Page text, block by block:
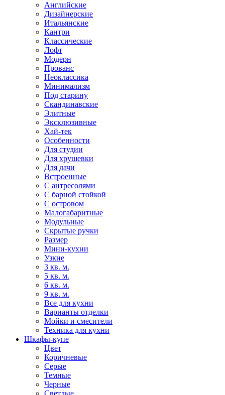
Английские
Дизайнерские
Итальянские
Кантри
Классические
Лофт
Модерн
Прованс
Неоклассика
Минимализм
Под старину
Скандинавские
Элитные
Эксклюзивные
Хай-тек
Особенности
Для студии
Для хрущевки
Для дачи
Встроенные
С антресолями
С барной стойкой
С островом
Малогабаритные
Модульные
Скрытые ручки
Размер
Мини-кухни
Узкие
3 кв. м.
5 кв. м.
6 кв. м.
9 кв. м.
Все для кухни
Варианты отделки
Мойки и смесители
Техника для кухни
Шкафы-купе
Цвет
Коричневые
Серые
Темные
Черные
Светлые